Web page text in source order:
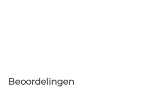
Beoordelingen